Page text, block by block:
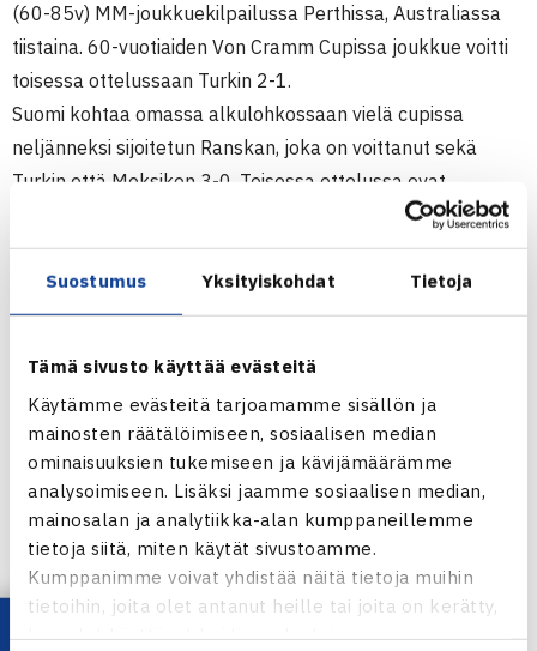
Suostumus Yksityiskohdat Tietoja
Tämä sivusto käyttää evästeitä
Käytämme evästeitä tarjoamamme sisällön ja
mainosten räätälöimiseen, sosiaalisen median
ominaisuuksien tukemiseen ja kävijämäärämme
analysoimiseen. Lisäksi jaamme sosiaalisen median,
mainosalan ja analytiikka-alan kumppaneillemme
tietoja siitä, miten käytät sivustoamme.
Kumppanimme voivat yhdistää näitä tietoja muihin
tietoihin, joita olet antanut heille tai joita on kerätty,
kun olet käyttänyt heidän palvelujaan.
(60-85v) MM-joukkuekilpailussa Perthissa, Australiassa
tiistaina. 60-vuotiaiden Von Cramm Cupissa joukkue voitti
toisessa ottelussaan Turkin 2-1.
Suomi kohtaa omassa alkulohkossaan vielä cupissa
neljänneksi sijoitetun Ranskan, joka on voittanut sekä
Turkin että Meksikon 3-0. Toisessa ottelussa ovat
avausottelussaan Meksikolle 1-2.
Superseniorien MM-joukkuekilpailut
Von Cramm Cup (miehet 60v)
Alkulohko 3
Suomi –Turkki 2-1
Markku Nurminen – Hasan Sarioglu Turkki 62 62, Mustafa
Dogan Turkki – Hans Söderström 36 64 75, Taisto
Kauppinen/Söderström – Dogan/Sarioglu Turkki 63 46 64
Superseniorien MM-joukkuekilpailut Perthissa